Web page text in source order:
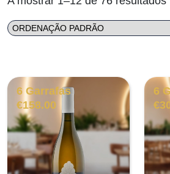
6 Garrafas
€158.00
6
€